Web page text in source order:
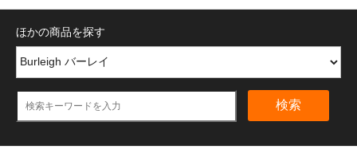
ほかの商品を探す
検索